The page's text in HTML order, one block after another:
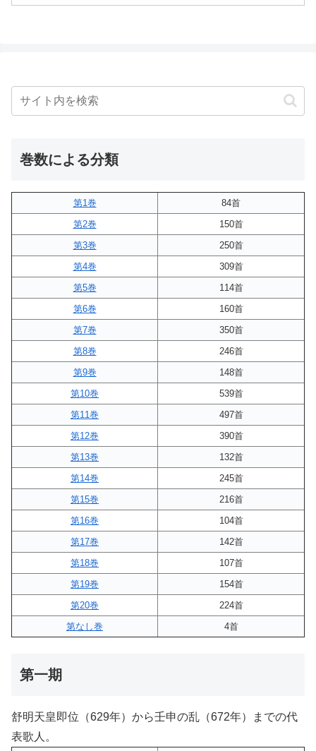
巻数による分類
第1巻
84首
第2巻
150首
第3巻
250首
第4巻
309首
第5巻
114首
第6巻
160首
第7巻
350首
第8巻
246首
第9巻
148首
第10巻
539首
第11巻
497首
第12巻
390首
第13巻
132首
第14巻
245首
第15巻
216首
第16巻
104首
第17巻
142首
第18巻
107首
第19巻
154首
第20巻
224首
第なし巻
4首
第一期
舒明天皇即位（629年）から壬申の乱（672年）までの代
表歌人。